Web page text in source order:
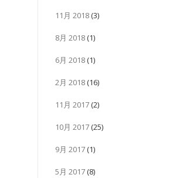
11月 2018 (3)
8月 2018 (1)
6月 2018 (1)
2月 2018 (16)
11月 2017 (2)
10月 2017 (25)
9月 2017 (1)
5月 2017 (8)